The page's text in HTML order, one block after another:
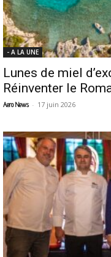
- A LA UNE
Lunes de miel
Réinventer le
Aero News - 17 juin 2026